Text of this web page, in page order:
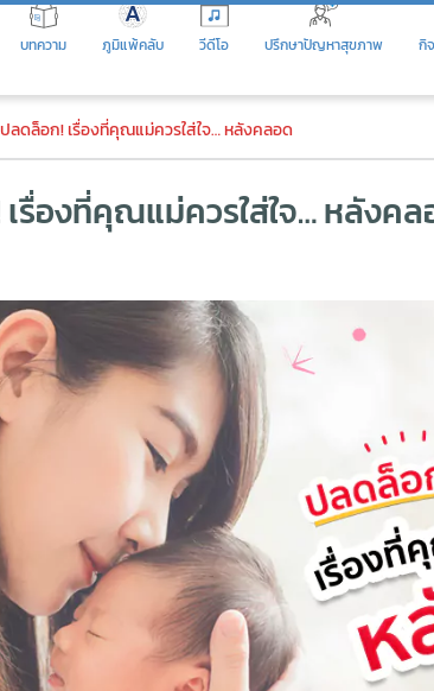
บทความ ภูมิแพ้คลับ วีดีโอ ปรึกษาปัญหาสุขภาพ กิ
ณแม่ควรใส่ใจ… หลังคล
ปลดล็อก! เรื่องที่คุณแม่ควรใส่ใจ… หลังคลอด
รื่องที่คุณแม่ควรใส่ใจ… หลังค